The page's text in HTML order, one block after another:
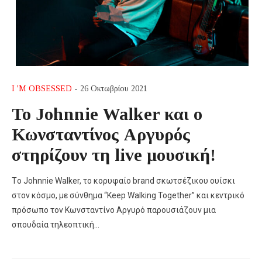
I 'M OBSESSED - 26 Οκτωβρίου 2021
To Johnnie Walker και ο
Κωνσταντίνος Αργυρός
στηρίζουν τη live μουσική!
Tο Johnnie Walker, το κορυφαίο brand σκωτσέζικου ουίσκι
στον κόσμο, με σύνθημα “Keep Walking Together” και κεντρικό
πρόσωπο τον Κωνσταντίνο Αργυρό παρουσιάζουν μια
σπουδαία τηλεοπτική…